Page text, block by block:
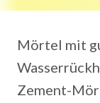
Mörtel mit
Zement-